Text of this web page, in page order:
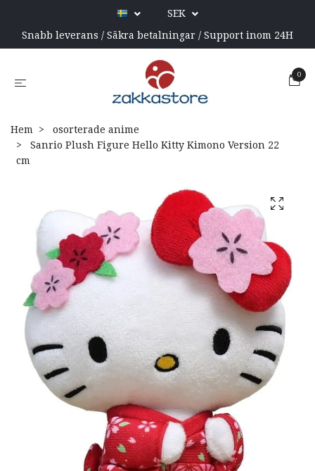
SEK
Snabb leverans / Säkra betalningar / Support inom 24H
0
Hem
osorterade anime
Sanrio Plush Figure Hello Kitty Kimono Version 22
cm